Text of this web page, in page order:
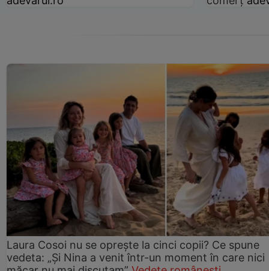
Laura Cosoi nu se oprește la cinci copii? Ce spune
vedeta: „Și Nina a venit într-un moment în care nici